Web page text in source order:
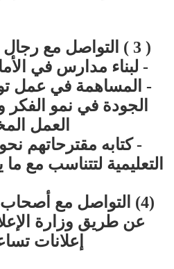
( 3 ) التواصل مع رجال الأعمال ودعوتهم
- لبناء مدارس في
- المساهمة في عمل
الجودة في نمو
العمل
- كتابه مقترحاتهم
التعليمية لتتناسب مع
(4) التواصل مع
عن طريق وزارة
إعلانات